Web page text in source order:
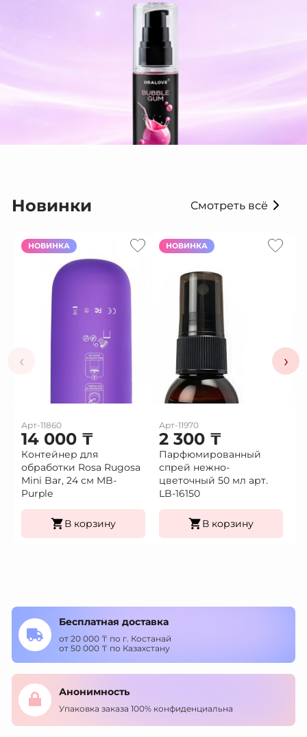
Новинки Смотреть всё
‹
НОВИНКА
Арт-11860
14 000 ₸
Контейнер для
обработки Rosa Rugosa
Mini Bar, 24 см MB-
Purple
В корзину
НОВИНКА
Арт-11970
2 300 ₸
Парфюмированный
спрей нежно-
цветочный 50 мл арт.
LB-16150
В корзину
›
Бесплатная доставка
от 20 000 ₸ по г. Костанай
от 50 000 ₸ по Казахстану
Анонимность
Упаковка заказа 100% конфиденциальна